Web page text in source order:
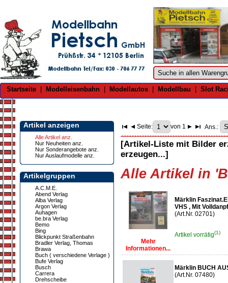
Startseite Modelleisenbahn Modellautos Modellbau Slot
Artikel anzeigen
Alle Artikel anz.
Nur Neuheiten anz.
Nur Sonderangebote anz.
Nur Auslaufmodelle anz.
Artikelgruppen
A.C.M.E.
Abend Verlag
Alba Verlag
Argon Verlag
Auhagen
be.bra Verlag
Bemo
Bing
Blickpunkt Straßenbahn
Bradler Verlag, Thomas
Brawa
Buch ( verschiedene Verlage )
Bufe Verlag
Busch
Carrera
Drehscheibe
Seite: von 1 Ans.:
[Artikel-Liste mit Bilder
erzeugen...]
Alle Artikel in
Mehr
Informationen...
Märklin
VHS , Mit
(Art.Nr. 02701)
Artikel vorrätig(1)
Märklin BUCH
(Art.Nr. 07480)